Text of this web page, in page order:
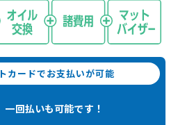
カードでお支払いが可能
一回払いも可能です！